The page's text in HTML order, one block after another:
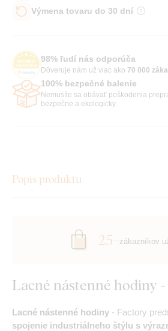
Výmena tovaru do 30 dní
98% ľudí nás odporúča
Dôveruje nám už viac ako 70 000
100% bezpečné balenie
Nemusíte sa obávať poškodenia
bezpečne a ekologicky.
Popis produktu
Lacné nástenné hodiny
Lacné nástenné hodiny - Factory
spojenie industriálneho štýlu s
25+ zákazníkov